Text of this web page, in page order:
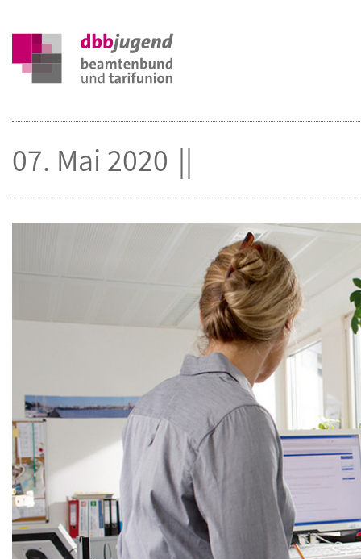
07. Mai 2020